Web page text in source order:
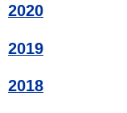
2020
2019
2018